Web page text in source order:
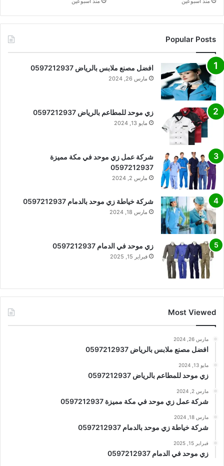
Popular Posts
افضل مصنع ملابس بالرياض 0597212937
مارس 26, 2024
زي موحد للمطاعم بالرياض 0597212937
مايو 13, 2024
شركة عمل زي موحد في مكة مميزة
0597212937
مارس 2, 2024
شركة خياطة زي موحد بالدمام 0597212937
مارس 18, 2024
زي موحد في الدمام 0597212937
فبراير 15, 2025
Most Viewed
مارس 26, 2024
افضل مصنع ملابس بالرياض 0597212937
مايو 13, 2024
زي موحد للمطاعم بالرياض 0597212937
مارس 2, 2024
شركة عمل زي موحد في مكة مميزة 0597212937
مارس 18, 2024
شركة خياطة زي موحد بالدمام 0597212937
فبراير 15, 2025
زي موحد في الدمام 0597212937